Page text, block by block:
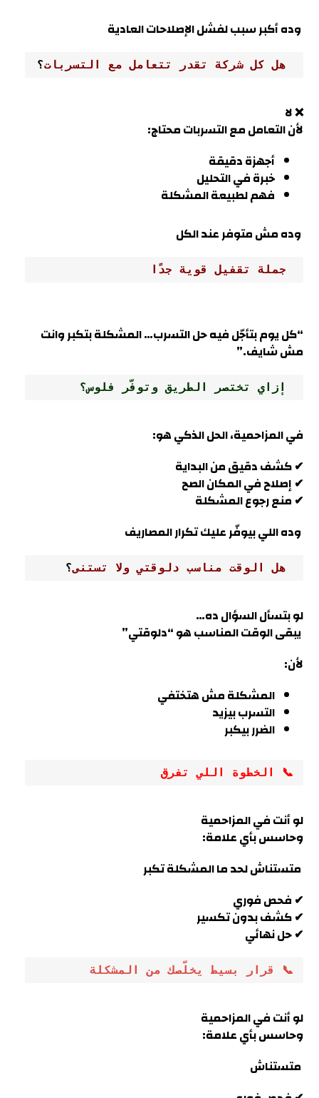
وده أكبر سبب لفشل الإصلاحات العادية
هل كل شركة تقدر تتعامل مع التسربات؟
❌ لا
لأن التعامل مع التسربات محتاج:
أجهزة دقيقة
خبرة في التحليل
فهم لطبيعة المشكلة
وده مش متوفر عند الكل
جملة تقفيل قوية جدًا
“كل يوم بتأجّل فيه حل التسرب… المشكلة بتكبر وانت
مش شايف.”
إزاي تختصر الطريق وتوفّر فلوس؟
فيالمزاحمية، الحل الذكي هو:
✔ كشف دقيق من البداية
✔ إصلاح في المكان الصح
✔ منع رجوع المشكلة
وده اللي بيوفّر عليك تكرار المصاريف
هل الوقت مناسب دلوقتي ولا تستنى؟
لو بتسأل السؤال ده…
يبقى الوقت المناسب هو “دلوقتي”
لأن:
المشكلة مش هتختفي
التسرب بيزيد
الضرر بيكبر
📞 الخطوة اللي تفرق
لو أنت فيالمزاحمية
وحاسس بأي علامة:
متستناش لحد ما المشكلة تكبر
✔ فحص فوري
✔ كشف بدون تكسير
✔ حل نهائي
📞 قرار بسيط يخلّصك من المشكلة
لو أنت فيالمزاحمية
وحاسس بأي علامة:
متستناش